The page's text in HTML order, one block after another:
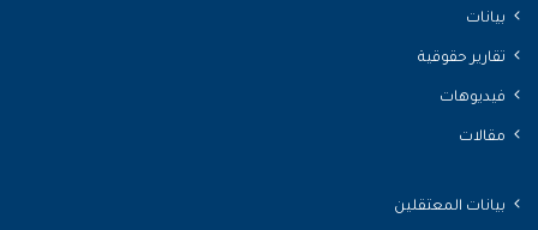
بيانات
تقارير حقوقية
فيديوهات
مقالات
بيانات المعتقلين